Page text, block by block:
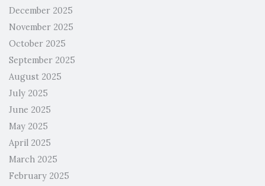
December 2025
November 2025
October 2025
September 2025
August 2025
July 2025
June 2025
May 2025
April 2025
March 2025
February 2025